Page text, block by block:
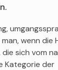
wenn die
sich vom
Kategorie der